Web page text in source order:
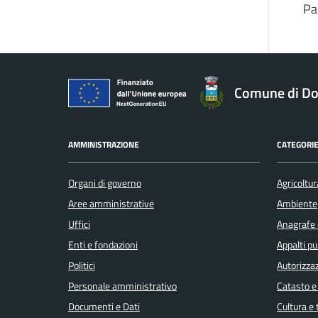
Comune di
AMMINISTRAZIONE
Organi di governo
Aree amministrative
Uffici
Enti e fondazioni
Politici
Personale amministrativo
Documenti e Dati
Ambiente
Appalti
Catasto
Cultura e